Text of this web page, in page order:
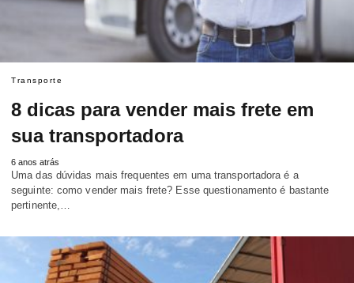
Transporte
8 dicas para vender mais frete em
sua transportadora
6 anos atrás
Uma das dúvidas mais frequentes em uma transportadora é a
seguinte: como vender mais frete? Esse questionamento é bastante
pertinente,…